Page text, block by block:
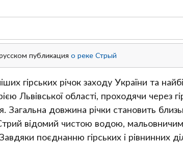
публикация о реке Стрый
гірських річок заходу України та
Львівської області, проходячи через
Загальна довжина річки становить
відомий чистою водою,
поєднанню гірських і рівнинних